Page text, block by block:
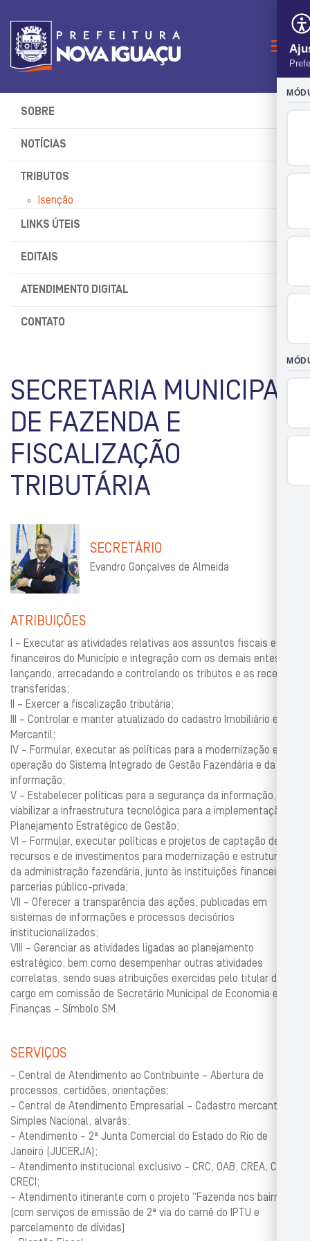
SOBRE
NOTÍCIAS
TRIBUTOS
Isenção
LINKS ÚTEIS
EDITAIS
ATENDIMENTO DIGITAL
CONTATO
SECRETARIA MUNICIPAL
DE FAZENDA E
FISCALIZAÇÃO
TRIBUTÁRIA
SECRETÁRIO
Evandro Gonçalves de Almeida
ATRIBUIÇÕES
I – Executar as atividades relativas aos assuntos fiscais e
financeiros do Município e integração com os demais entes;
lançando, arrecadando e controlando os tributos e as receitas
transferidas;
II – Exercer a fiscalização tributária;
III – Controlar e manter atualizado do cadastro Imobiliário e
Mercantil;
IV – Formular, executar as políticas para a modernização e
operação do Sistema Integrado de Gestão Fazendária e da
informação;
V – Estabelecer políticas para a segurança da informação,
viabilizar a infraestrutura tecnológica para a implementação do
Planejamento Estratégico de Gestão;
VI – Formular, executar políticas e projetos de captação de
recursos e de investimentos para modernização e estruturação
da administração fazendária, junto às instituições financeiras e
parcerias público-privada;
VII – Oferecer a transparência das ações, publicadas em
sistemas de informações e processos decisórios
institucionalizados;
VIII – Gerenciar as atividades ligadas ao planejamento
estratégico; bem como desempenhar outras atividades
correlatas, sendo suas atribuições exercidas pelo titular do
cargo em comissão de Secretário Municipal de Economia e
Finanças – Símbolo SM.
SERVIÇOS
– Central de Atendimento ao Contribuinte – Abertura de
processos, certidões, orientações;
– Central de Atendimento Empresarial – Cadastro mercantil,
Simples Nacional, alvarás;
– Atendimento – 2ª Junta Comercial do Estado do Rio de
Janeiro (JUCERJA);
– Atendimento institucional exclusivo – CRC, OAB, CREA, CRA,
CRECI;
– Atendimento itinerante com o projeto “Fazenda nos bairros”
(com serviços de emissão de 2ª via do carnê do IPTU e
parcelamento de dívidas)